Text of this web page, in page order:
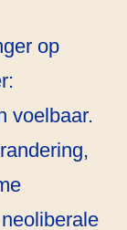
op
voelbaar.